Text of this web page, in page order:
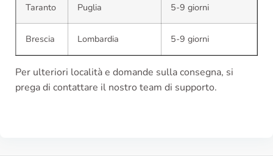
Taranto Puglia 5-9 giorni
Brescia Lombardia 5-9 giorni
Per ulteriori località e domande sulla consegna, si
prega di contattare il nostro team di supporto.